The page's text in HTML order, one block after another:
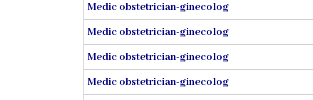
Ambulator
Staționar
Medic obstetrician-ginecolog
Medic obstetrician-ginecolog
Medic obstetrician-ginecolog
Medic obstetrician-ginecolog